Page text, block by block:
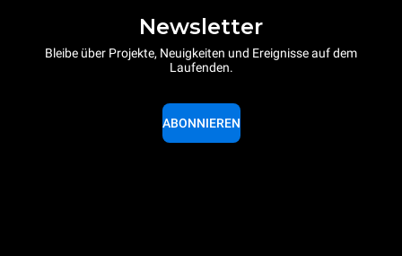
Newsletter
Bleibe über Projekte, Neuigkeiten und Ereignisse auf dem
Laufenden.
ABONNIEREN